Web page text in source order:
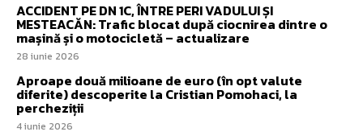
ACCIDENT PE DN 1C, ÎNTRE PERI VADULUI ȘI
MESTEACĂN: Trafic blocat după ciocnirea dintre o
mașină și o motocicletă – actualizare
28 iunie 2026
Aproape două milioane de euro (în opt valute
diferite) descoperite la Cristian Pomohaci, la
percheziții
4 iunie 2026